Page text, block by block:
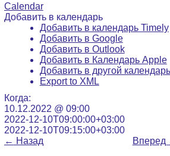
Calendar
Добавить в календарь
Добавить в календарь Timely
Добавить в Google
Добавить в Outlook
Добавить в Календарь Apple
Добавить в другой календарь
Export to XML
Когда:
10.12.2022 @ 09:00
2022-12-10T09:00:00+03:00
2022-12-10T09:15:00+03:00
← Назад Вперед